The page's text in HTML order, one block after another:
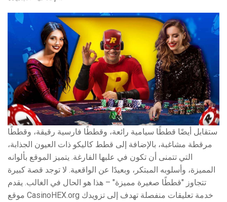
ستقابل أيضًا قططًا سيامية رائعة، وقططًا فارسية رقيقة، وقططًا
مرقطة مشاغبة، بالإضافة إلى قطط كاليكو ذات العيون الجذابة،
التي تتمنى أن تكون في علبها الفارغة. يتميز الموقع بألوانه
المميزة، وأسلوبه المبتكر، وبعيدًا عن الواقعية. لا توجد قصة كبيرة
تتجاوز "قططًا صغيرة مميزة" – هذا هو الحال في الغالب. يقدم
موقع CasinoHEX.org خدمة تعليقات منفصلة تهدف إلى تزويدك